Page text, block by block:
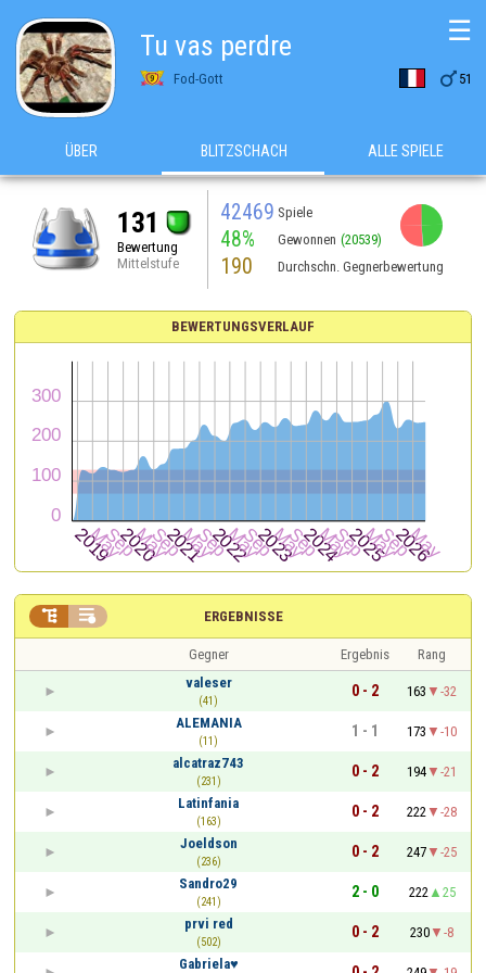
Tu vas perdre
Fod-Gott  51
☰
ÜBER BLITZSCHACH ALLE SPIELE
131
Bewertung
Mittelstufe
42469 Spiele
48% Gewonnen (20539)
190 Durchschn. Gegnerbewertung
BEWERTUNGSVERLAUF
ERGEBNISSE
 
Gegner Ergebnis
Rang
valeser
(41)
0 - 2 163
-32
ALEMANIA
(11)
1 - 1 173
-10
alcatraz743
(231)
0 - 2 194
-21
Latinfania
(163)
0 - 2 222
-28
Joeldson
(236)
0 - 2 247
-25
Sandro29
(241)
2 - 0 222
25
prvi red
(502)
0 - 2 230
-8
Gabriela♥️